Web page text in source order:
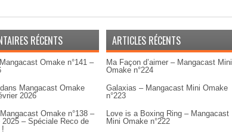
RÉCENTS
Mangacast Omake n°141 –
dans Mangacast Omake
2026
Mangacast Omake n°138 –
2025 – Spéciale Reco de
!
ARTICLES RÉCENTS
Ma Façon d’aimer – Mangacast Mini
Omake n°224
Galaxias – Mangacast Mini Omake
n°223
Love is a Boxing Ring – Mangacast
Mini Omake n°222